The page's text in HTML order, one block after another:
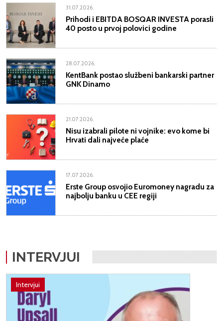
31.07.2026.
Prihodi i EBITDA BOSQAR INVESTA porasli
40 posto u prvoj polovici godine
28.07.2026.
KentBank postao službeni bankarski partner
GNK Dinamo
21.07.2026.
Nisu izabrali pilote ni vojnike: evo kome bi
Hrvati dali najveće plaće
17.07.2026.
Erste Group osvojio Euromoney nagradu za
najbolju banku u CEE regiji
INTERVJUI
Intervjui